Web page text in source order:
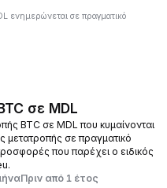
ενημερώνεται σε πραγματικό
σε MDL
BTC σε MDL που κυμαίνονται
σε πραγματικό
που παρέχει ο ειδικός
Πριν από 1 έτος